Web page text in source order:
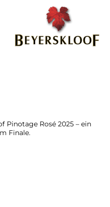
Pinotage Rosé 2025 – ein
Finale.